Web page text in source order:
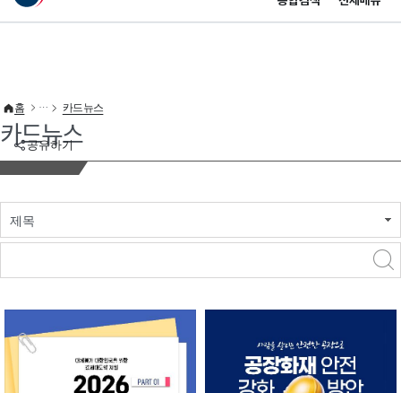
이 누리집은 대한민국 공식 전자정부 누리집입니다.
공유하기
홈 카드뉴스
카드뉴스
제목